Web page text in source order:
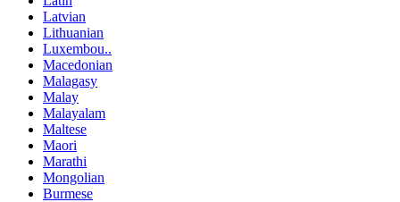
Latvian
Lithuanian
Luxembou..
Macedonian
Malagasy
Malay
Malayalam
Maltese
Maori
Marathi
Mongolian
Burmese